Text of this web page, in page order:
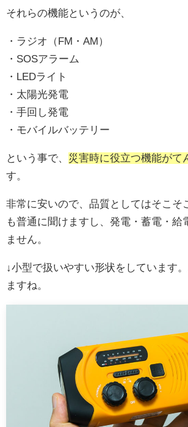
それらの機能というのが、
・ラジオ（FM・AM）
・SOSアラーム
・LEDライト
・太陽光発電
・手回し発電
・モバイルバッテリー
という事で、 災害時に役立つ機能がて
す。
非常に安いので、品質としてはそこそ
も普通に聞けますし、発電・蓄電・給
ません。
↓小型で扱いやすい形状をしています
ますね。